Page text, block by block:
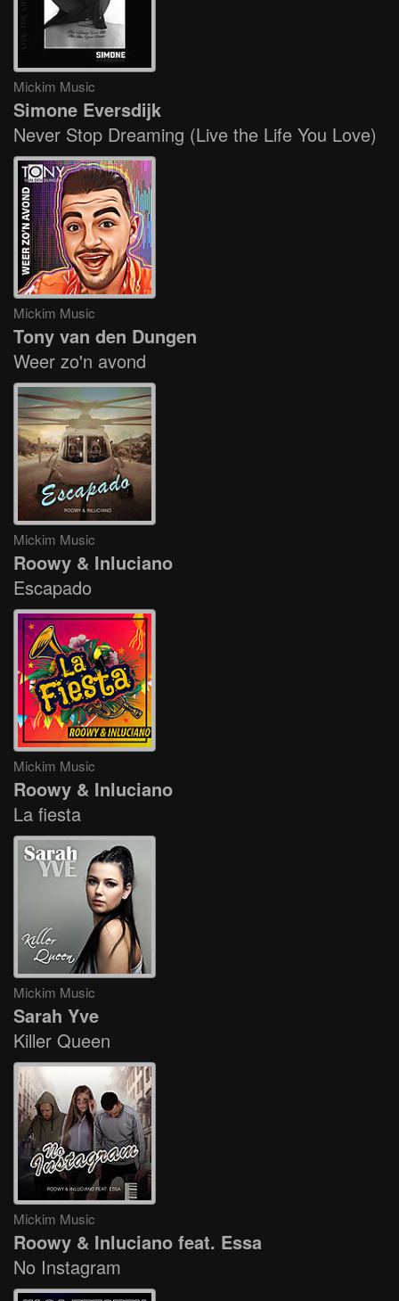
Mickim Music
Simone Eversdijk
Never Stop Dreaming (Live the Life You Love)
Mickim Music
Tony van den Dungen
Weer zo'n avond
Mickim Music
Roowy & Inluciano
Escapado
Mickim Music
Roowy & Inluciano
La fiesta
Mickim Music
Sarah Yve
Killer Queen
Mickim Music
Roowy & Inluciano feat. Essa
No Instagram